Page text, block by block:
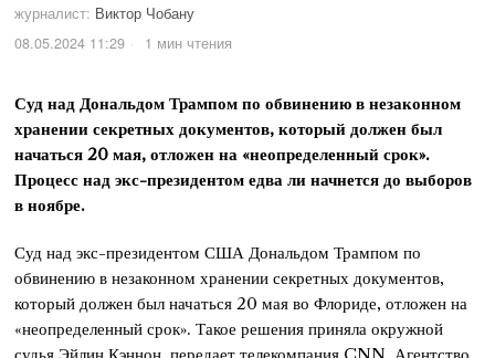
журналист: Виктор Чобану
08.05.2024 11:29
1 мин чтения
Суд над Дональдом Трампом по обвинению в незаконном
хранении секретных документов, который должен был
начаться 20 мая, отложен на «неопределенный срок».
Процесс над экс-президентом едва ли начнется до выборов
в ноябре.
Суд над экс-президентом США Дональдом Трампом по
обвинению в незаконном хранении секретных документов,
который должен был начаться 20 мая во Флориде, отложен на
«неопределенный срок». Такое решения приняла окружной